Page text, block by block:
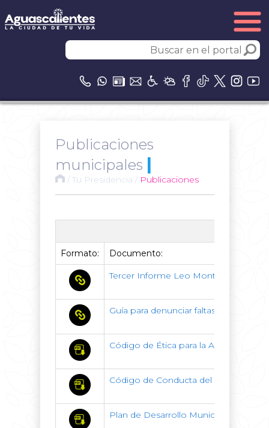
Publicaciones
municipales |
/ Tu Presidencia / Publicaciones
Formato: Documento:
Tercer Informe Leo Montañez
Guía para denunciar faltas y delitos
Código de Ética para la
Código de Conducta del Municipio
Plan de Desarrollo Municipal 2021-